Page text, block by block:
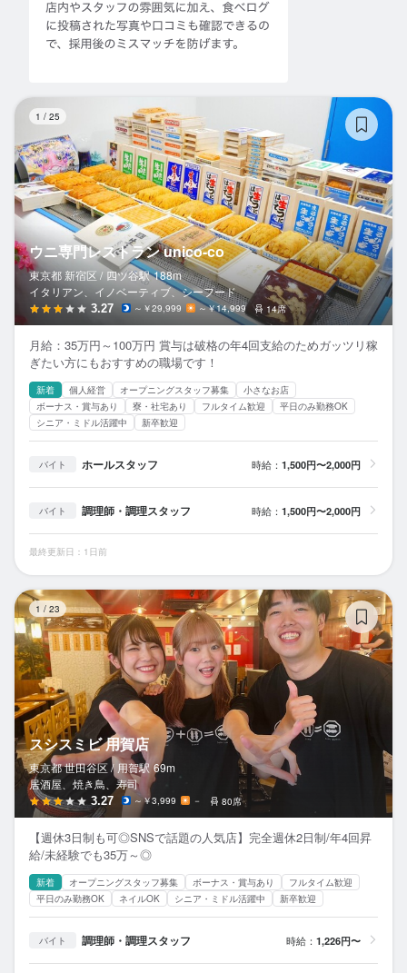
1 / 25
ウニ専門レストラン unico-co
東京都 新宿区 / 四ツ谷駅 188m
イタリアン、イノベーティブ、シーフード
3.27 ～￥29,999 ～￥14,999 14席
月給：35万円～100万円 賞与は破格の年4回支給のためガッツリ稼
ぎたい方にもおすすめの職場です！
新着 個人経営 オープニングスタッフ募集
小さなお店
ボーナス・賞与あり
寮・社宅あり フルタイム歓迎
平日のみ勤務OK
シニア・ミドル活躍中
新卒歓迎
バイト ホールスタッフ 時給： 1,500円〜2,000円
バイト 調理師・調理スタッフ 時給： 1,500円〜2,000円
最終更新日：1日前
1 / 23
スシスミビ 用賀店
東京都 世田谷区 / 用賀駅 69m
居酒屋、焼き鳥、寿司
3.27 ～￥3,999 － 80席
【週休3日制も可◎SNSで話題の人気店】完全週休2日制/年4回昇
給/未経験でも35万～◎
新着 オープニングスタッフ募集 ボーナス・賞与あり
フルタイム歓迎
平日のみ勤務OK
ネイルOK シニア・ミドル活躍中 新卒歓迎
バイト 調理師・調理スタッフ 時給： 1,226円〜